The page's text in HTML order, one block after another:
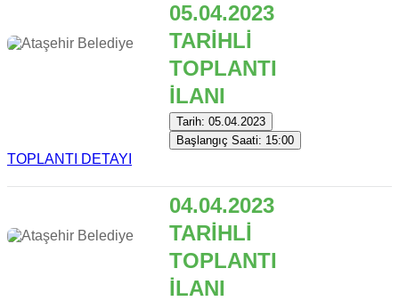
05.04.2023
TARİHLİ
TOPLANTI
İLANI
Tarih: 05.04.2023
Başlangıç Saati: 15:00
TOPLANTI DETAYI
04.04.2023
TARİHLİ
TOPLANTI
İLANI